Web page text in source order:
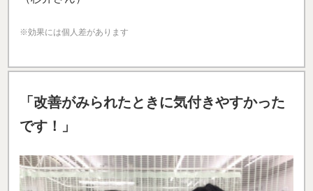
※効果には個人差があります
「改善がみられたときに気付きやすかった
です！」